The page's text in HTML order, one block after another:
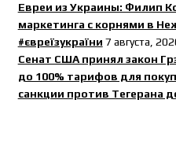
Евреи из Украины: Филип
маркетинга с корнями в
#євреїзукраїни 7 августа,
Сенат США принял закон
до 100% тарифов для
санкции против Тегерана